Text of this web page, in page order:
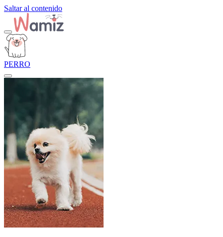
Saltar al contenido
PERRO